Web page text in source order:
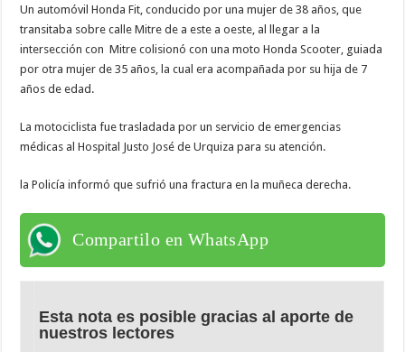
Un automóvil Honda Fit, conducido por una mujer de 38 años, que
transitaba sobre calle Mitre de a este a oeste, al llegar a la
intersección con Mitre colisionó con una moto Honda Scooter, guiada
por otra mujer de 35 años, la cual era acompañada por su hija de 7
años de edad.
La motociclista fue trasladada por un servicio de emergencias
médicas al Hospital Justo José de Urquiza para su atención.
la Policía informó que sufrió una fractura en la muñeca derecha.
Compartilo en WhatsApp
Esta nota es posible gracias al aporte de
nuestros lectores